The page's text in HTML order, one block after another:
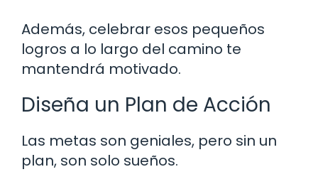
Además, celebrar esos pequeños
logros a lo largo del camino te
mantendrá motivado.
Diseña un Plan de Acción
Las metas son geniales, pero sin un
plan, son solo sueños.